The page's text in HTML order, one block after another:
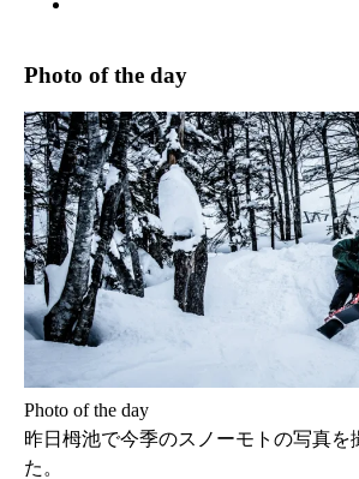
Photo of the day
Photo of the day
昨日栂池で今季のスノーモトの写真を
た。